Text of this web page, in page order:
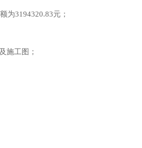
为3194320.83元；
施工图；